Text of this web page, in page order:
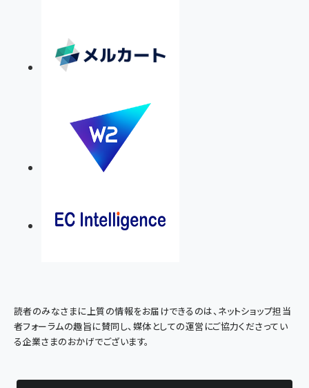
読者のみなさまに上質の情報をお届けできるのは、ネットショップ担当
者フォーラムの趣旨に賛同し、媒体としての運営にご協力くださってい
る企業さまのおかげでございます。